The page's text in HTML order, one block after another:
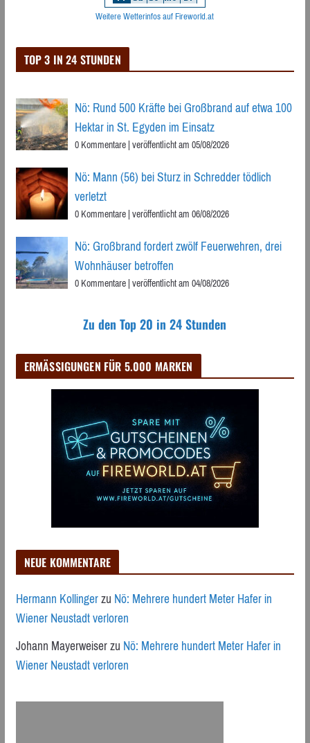
Weitere Wetterinfos auf Fireworld.at
TOP 3 IN 24 STUNDEN
Nö: Rund 500 Kräfte bei Großbrand auf etwa 100
Hektar in St. Egyden im Einsatz
0 Kommentare|veröffentlicht am 05/08/2026
Nö: Mann (56) bei Sturz in Schredder tödlich
verletzt
0 Kommentare|veröffentlicht am 06/08/2026
Nö: Großbrand fordert zwölf Feuerwehren, drei
Wohnhäuser betroffen
0 Kommentare|veröffentlicht am 04/08/2026
Zu den Top 20 in 24 Stunden
ERMÄSSIGUNGEN FÜR 5.000 MARKEN
NEUE KOMMENTARE
Hermann KollingerzuNö: Mehrere hundert Meter Hafer in
Wiener Neustadt verloren
Johann MayerweiserzuNö: Mehrere hundert Meter Hafer in
Wiener Neustadt verloren